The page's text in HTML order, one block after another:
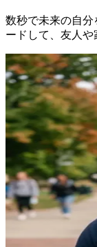
数秒で未来の自分
ードして、友人や